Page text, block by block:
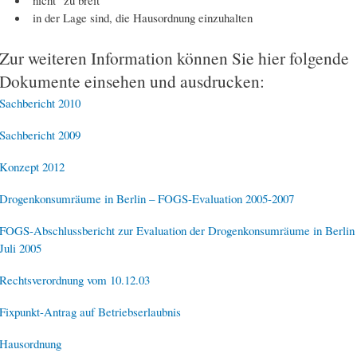
in der Lage sind, die Hausordnung einzuhalten
Zur weiteren Information können Sie hier folgende
Dokumente einsehen und ausdrucken:
Sachbericht 2010
Sachbericht 2009
Konzept 2012
Drogenkonsumräume in Berlin – FOGS-Evaluation 2005-2007
FOGS-Abschlussbericht zur Evaluation der Drogenkonsumräume in Berlin
Juli 2005
Rechtsverordnung vom 10.12.03
Fixpunkt-Antrag auf Betriebserlaubnis
Hausordnung